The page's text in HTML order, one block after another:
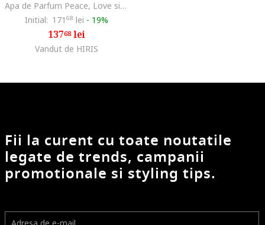
Apa de Parfum Peace, Love si Juicy Couture, Femei, 30 ml
Initial: 171 68 lei - 19%
13768lei
Vandut de HIRIS
Fii la curent cu toate noutatile
legate de trends, campanii
promotionale si styling tips.